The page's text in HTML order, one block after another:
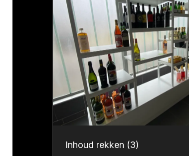
Inhoud rekken (3)